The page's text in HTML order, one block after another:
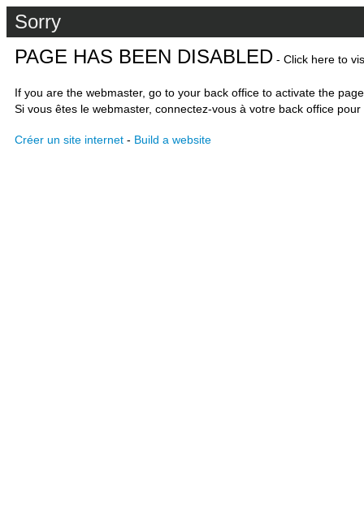
Sorry
PAGE HAS BEEN DISABLED - Click here to
If you are the webmaster, go to your back office to activate the
Si vous êtes le webmaster, connectez-vous à votre back office
Créer un site internet - Build a website